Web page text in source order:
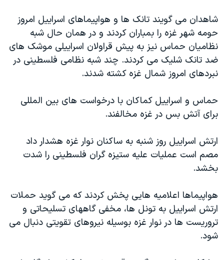
چهل سال گروگان‌گیری
قانون شفافیت دارائی کادر رهبری ایران
اعتراضات مردمی آبان ۹۸
اسرائیل در جنگ
نرگس محمدی برنده جایزه نوبل صلح
همایش محافظه‌کاران آمریکا «سی‌پک»
سفر پرزیدنت ترامپ به چین
شاهدان می گويند تانک ها و هواپيماهای اسراييل امروز
حومه شهر غزه را بمباران کردند و در همان حال شبه
نظاميان حماس نيز به پيش قراولان اسراييلی موشک های
ضد تانک شليک می کردند. چند شبه نظامی فلسطينی در
نبردهای امروز شمال غزه کشته شدند.
حماس و اسراييل کماکان با درخواست های بين المللی
برای آتش بس در غزه مخالفند.
ارتش اسراييل روز شنبه به ساکنان نوار غزه هشدار داد
مصم است عمليات عليه ستيزه گران فلسطينی را شدت
بخشد.
هواپيماها اعلاميه هايی پخش کردند که می گويد حملات
ارتش اسراييل به تونل ها، مخفی گاههای تسليحاتی و
تروريست ها در نوار غزه بوسيله نيروهای تقويتی دنبال می
شود.